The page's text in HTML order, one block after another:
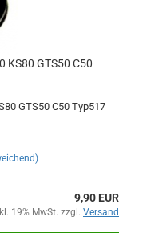
KS80 GTS50 C50
GTS50 C50 Typ517
9,90 EUR
19% MwSt. zzgl. Versand